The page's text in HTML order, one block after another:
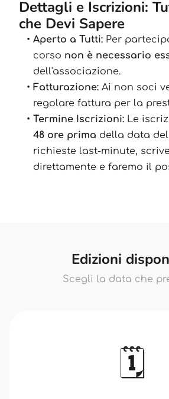
Dettagli e Iscrizioni:
che Devi Sapere
Aperto a Tutti:Per
corso non è necessario
dell'associazione.
Fatturazione:Ai non soci
regolare fattura per la
Termine Iscrizioni:Le
48 ore prima della data
richieste last-minute,
direttamente e faremo il
Edizioni
Scegli la data che
🗓️